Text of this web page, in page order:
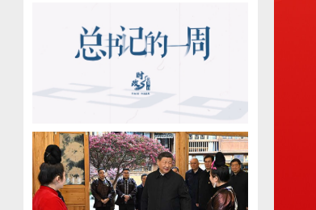
中国气象局升级调整应急响应为台风暴雨强
对流三级
2026-08-08 12:37:59
“渝”见爨乡！重庆退休教师组团安家陆良享